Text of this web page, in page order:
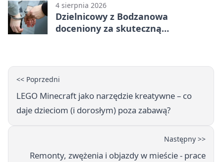
4 sierpnia 2026
Dzielnicowy z Bodzanowa
doceniony za skuteczną
<< Poprzedni
LEGO Minecraft jako narzędzie kreatywne – co
daje dzieciom (i dorosłym) poza zabawą?
Następny >>
Remonty, zwężenia i objazdy w mieście - prace